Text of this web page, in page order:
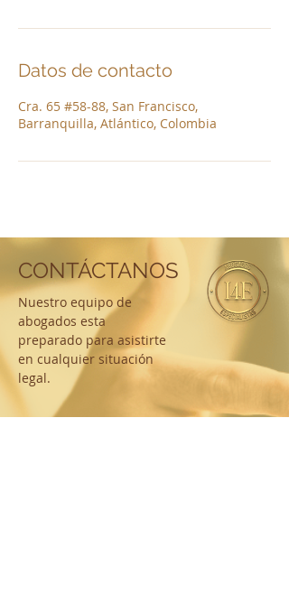
Datos de contacto
Cra. 65 #58-88, San Francisco,
Barranquilla, Atlántico, Colombia
CONTÁCTANOS
Nuestro equipo de
abogados esta
preparado para asistirte
en cualquier situación
legal.